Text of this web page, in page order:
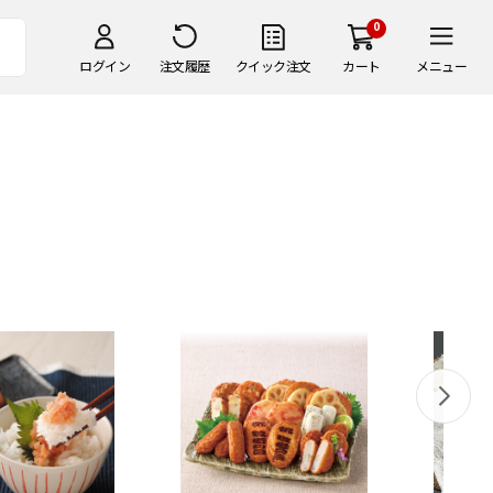
ログイン 注文履歴 クイック注文
0
カート メニュー